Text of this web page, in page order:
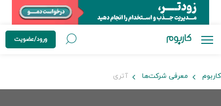
ورود/عضویت
کاربوم معرفی شرکت‌ها آتری